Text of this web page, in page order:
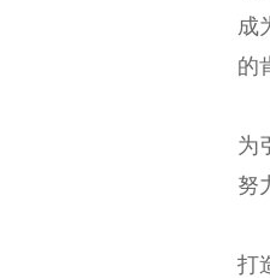
成
的
为
努
打